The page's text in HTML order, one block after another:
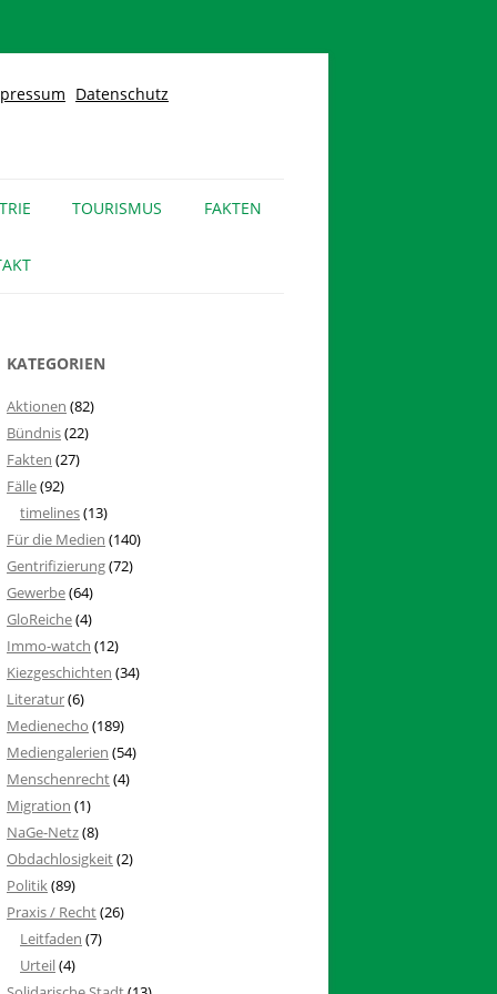
Datenschutz
TOURISMUS FAKTEN
KATEGORIEN
Aktionen (82)
Bündnis(22)
Fakten (27)
Fälle(92)
timelines(13)
Für die Medien (140)
Gentrifizierung(72)
Gewerbe(64)
GloReiche(4)
Immo-watch (12)
Kiezgeschichten (34)
Literatur(6)
Medienecho (189)
Mediengalerien (54)
Menschenrecht(4)
Migration (1)
NaGe-Netz(8)
Obdachlosigkeit(2)
Politik(89)
Praxis / Recht(26)
Leitfaden (7)
Urteil(4)